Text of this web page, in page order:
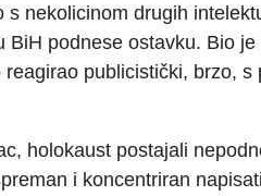
nekolicinom drugih
podnese ostavku. Bio je
publicistički, brzo, s
holokaust postajali
i koncentriran